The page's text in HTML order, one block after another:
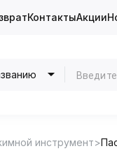
КонтактыАкции
инструмент